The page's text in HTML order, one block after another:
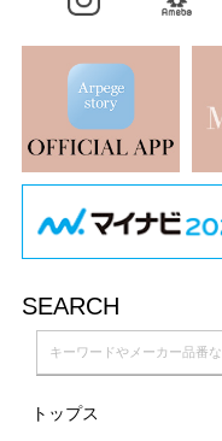
SEARCH
トップス